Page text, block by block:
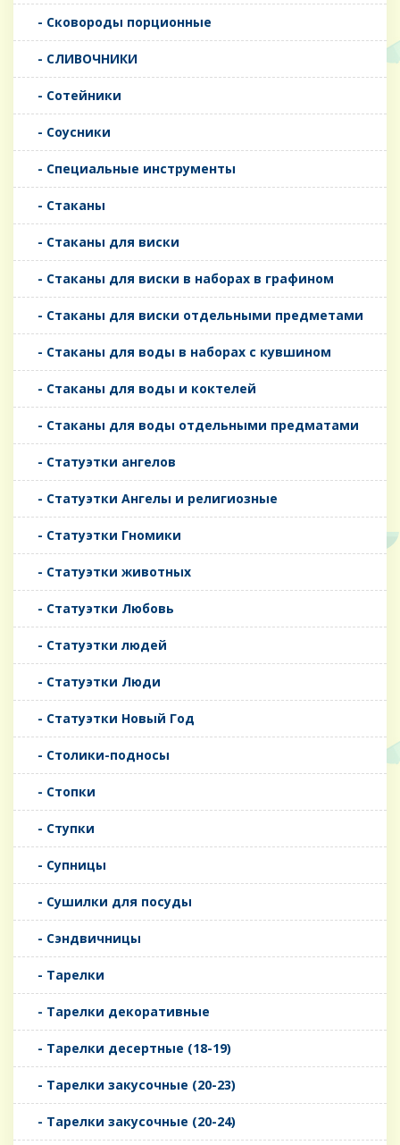
- Сковороды порционные
- СЛИВОЧНИКИ
- Сотейники
- Соусники
- Специальные инструменты
- Стаканы
- Стаканы для виски
- Стаканы для виски в наборах в графином
- Стаканы для виски отдельными предметами
- Стаканы для воды в наборах с кувшином
- Стаканы для воды и коктелей
- Стаканы для воды отдельными предматами
- Статуэтки ангелов
- Статуэтки Ангелы и религиозные
- Статуэтки Гномики
- Статуэтки животных
- Статуэтки Любовь
- Статуэтки людей
- Статуэтки Люди
- Статуэтки Новый Год
- Столики-подносы
- Стопки
- Ступки
- Супницы
- Сушилки для посуды
- Сэндвичницы
- Тарелки
- Тарелки декоративные
- Тарелки десертные (18-19)
- Тарелки закусочные (20-23)
- Тарелки закусочные (20-24)